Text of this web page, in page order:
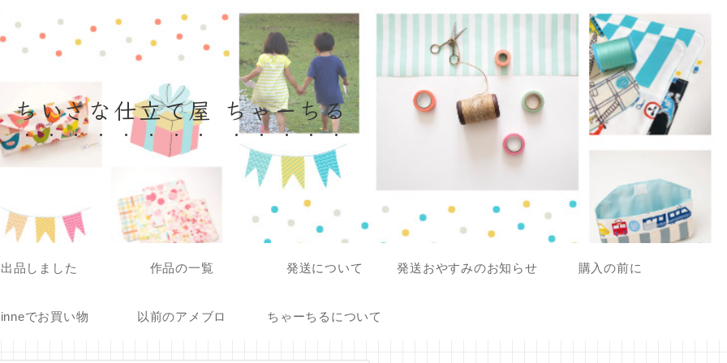
ちいさな仕立て屋 ちゃーちる
出品しました 作品の一覧 発送について 発送おやすみのお知らせ 購入の前に
でお買い物 以前のアメブロ ちゃーちるについて